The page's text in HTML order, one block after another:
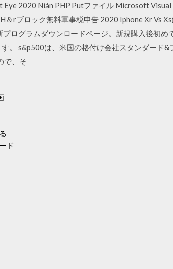
2020 Nián PHP Putファイル Microsoft
＆rブロック無料軍事税申告 2020 Iphone Xr Vs
ログラムダウンロードページ。新規購入後初め
。 s&p500は、米国の格付け会社スタンダード
で、そ
ド